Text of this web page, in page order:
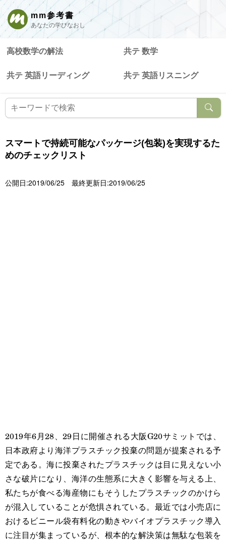
mm参考書
あなたの学びなおし
高校数学の解法 共テ 数学
共テ 英語リーディング 共テ 英語リスニング
スマートで持続可能なパッケージ(包装)を実現するた
めのチェックリスト
公開日:2019/06/25 最終更新日:2019/06/25
2019年6月28、29日に開催される大阪G20サミットでは、
日本政府より海洋プラスチック投棄の問題が提案される予
定である。海に投棄されたプラスチックは目に見えない小
さな破片になり、海洋の生態系に大きく影響を与える上、
私たちが食べる海産物にもそうしたプラスチックのかけら
が混入していることが危惧されている。最近では小売店に
おけるビニール袋有料化の動きやバイオプラスチック導入
に注目が集まっているが、根本的な解決策は無駄な包装を